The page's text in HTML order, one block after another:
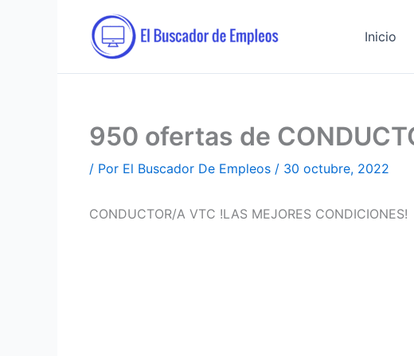
Inicio
950 ofertas de
/ Por El Buscador De Empleos / 30 octubre, 2022
CONDUCTOR/A VTC !LAS MEJORES CONDICIONES!